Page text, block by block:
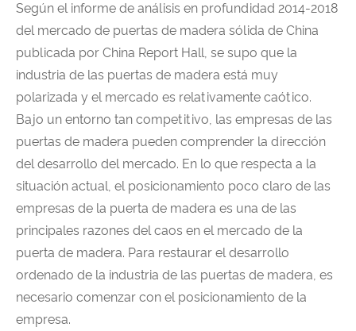
Según el informe de análisis en profundidad 2014-2018
del mercado de puertas de madera sólida de China
publicada por China Report Hall, se supo que la
industria de las puertas de madera está muy
polarizada y el mercado es relativamente caótico.
Bajo un entorno tan competitivo, las empresas de las
puertas de madera pueden comprender la dirección
del desarrollo del mercado. En lo que respecta a la
situación actual, el posicionamiento poco claro de las
empresas de la puerta de madera es una de las
principales razones del caos en el mercado de la
puerta de madera. Para restaurar el desarrollo
ordenado de la industria de las puertas de madera, es
necesario comenzar con el posicionamiento de la
empresa.